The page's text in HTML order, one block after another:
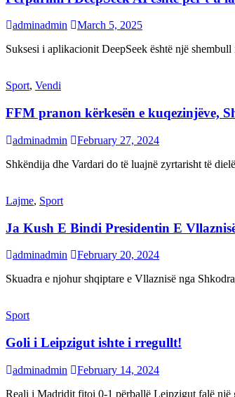
adminadmin
March 5, 2025
Suksesi i aplikacionit DeepSeek është një
Sport, Vendi
FFM pranon kërkesën e kuqezinjëve,
adminadmin
February 27, 2024
Shkëndija dhe Vardari do të luajnë zyrtarisht të
Lajme, Sport
Ja Kush E Bindi Presidentin E
adminadmin
February 20, 2024
Skuadra e njohur shqiptare e Vllaznisë nga
Sport
Goli i Leipzigut ishte i rregullt!
adminadmin
February 14, 2024
Reali i Madridit fitoi 0-1 përballë Leipzigut falë